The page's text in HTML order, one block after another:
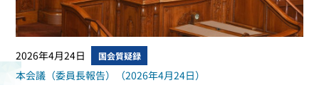
2026年4月24日 国会質疑録
本会議（委員長報告）（2026年4月24日）